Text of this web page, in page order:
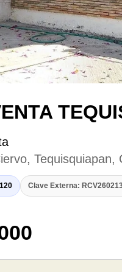
Tequisquiapan,
Clave Externa: